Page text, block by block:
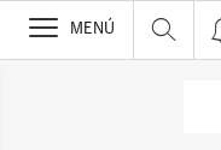
>
MENÚ